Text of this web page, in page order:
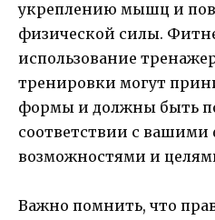
укреплению мышц и
физической силы.
использование
тренировки могут
формы и должны быть
соответствии с
возможностями и
Важно помнить, что